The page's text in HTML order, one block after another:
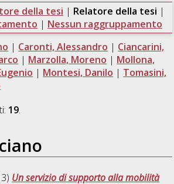
della tesi | Relatore della tesi |
| Nessun raggruppamento
| Caronti, Alessandro | Ciancarini,
| Marzolla, Moreno | Mollona,
| Montesi, Danilo | Tomasini,
19.
Un servizio di supporto alla mobilità